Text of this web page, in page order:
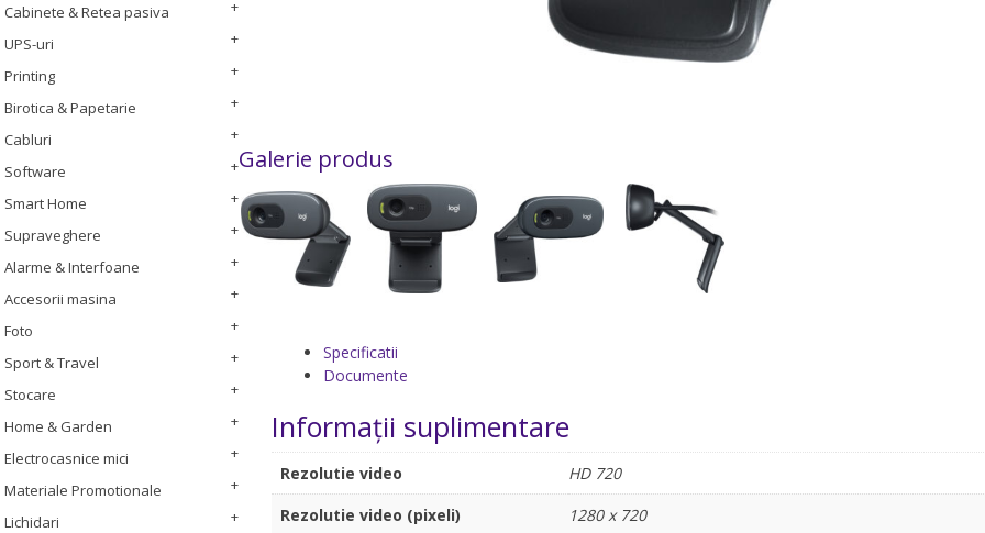
Cabinete & Retea pasiva
UPS-uri
Printing
Birotica & Papetarie
Cabluri
Software
Smart Home
Supraveghere
Alarme & Interfoane
Accesorii masina
Foto
Sport & Travel
Stocare
Home & Garden
Electrocasnice mici
Materiale Promotionale
Lichidari
Galerie produs
Specificatii
Documente
Informații suplimentare
Rezolutie video
HD 720
Rezolutie video (pixeli)
1280 x 720